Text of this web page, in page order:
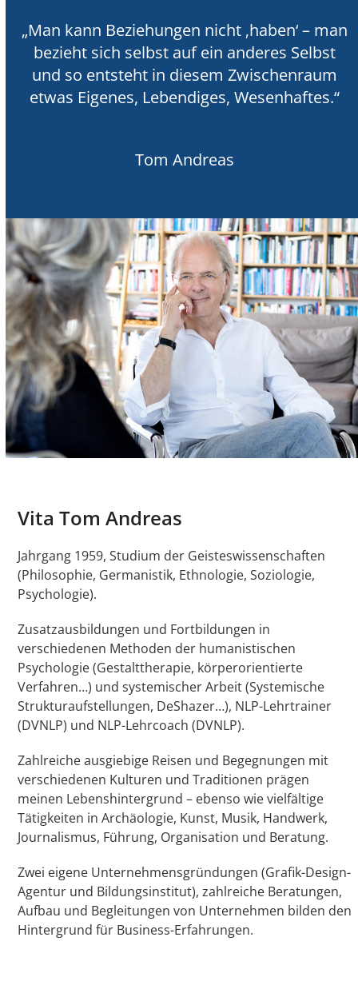
„Man kann Beziehungen nicht ‚haben‘ – man
bezieht sich selbst auf ein anderes Selbst
und so entsteht in diesem Zwischenraum
etwas Eigenes, Lebendiges, Wesenhaftes.“
Tom Andreas
Vita Tom Andreas
Jahrgang 1959, Studium der Geisteswissenschaften
(Philosophie, Germanistik, Ethnologie, Soziologie,
Psychologie).
Zusatzausbildungen und Fortbildungen in
verschiedenen Methoden der humanistischen
Psychologie (Gestalttherapie, körperorientierte
Verfahren…) und systemischer Arbeit (Systemische
Strukturaufstellungen, DeShazer…), NLP-Lehrtrainer
(DVNLP) und NLP-Lehrcoach (DVNLP).
Zahlreiche ausgiebige Reisen und Begegnungen mit
verschiedenen Kulturen und Traditionen prägen
meinen Lebenshintergrund – ebenso wie vielfältige
Tätigkeiten in Archäologie, Kunst, Musik, Handwerk,
Journalismus, Führung, Organisation und Beratung.
Zwei eigene Unternehmensgründungen (Grafik-Design-
Agentur und Bildungsinstitut), zahlreiche Beratungen,
Aufbau und Begleitungen von Unternehmen bilden den
Hintergrund für Business-Erfahrungen.